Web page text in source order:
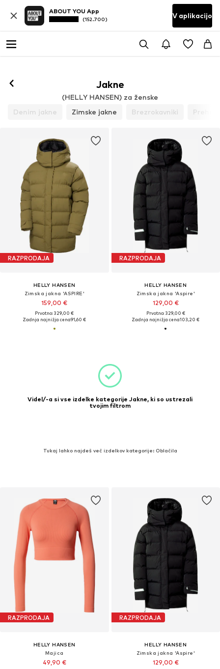
ABOUT YOU App
(152.700) V aplikacijo
Jakne
(HELLY HANSEN) za ženske
Denim jakne
Zimske jakne Brezrokavniki
RAZPRODAJA
HELLY HANSEN
Zimska jakna 'ASPIRE'
159,00 €
Prvotno: 329,00 €
Zadnja najnižja cena91,60 €
RAZPRODAJA
HELLY HANSEN
Zimska jakna 'Aspire'
129,00 €
Prvotno: 329,00 €
Zadnja najnižja cena103,20 €
Videl/-a si vse izdelke kategorije Jakne, ki so ustrezali
tvojim filtrom
Tukaj lahko najdeš več izdelkov kategorije: Oblačila
RAZPRODAJA
HELLY HANSEN
Majica
49,90 €
RAZPRODAJA
HELLY HANSEN
Zimska jakna 'Aspire'
129,00 €